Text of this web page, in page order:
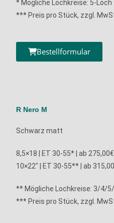
* Mögliche Lochkreise: 5-
*** Preis pro Stück, zzgl.
Bestellformular
R Nero M
Schwarz matt
8,5×18 | ET 30-55* | ab
10×22″ | ET 30-55** | ab
** Mögliche Lochkreise: 3/4/
*** Preis pro Stück, zzgl.